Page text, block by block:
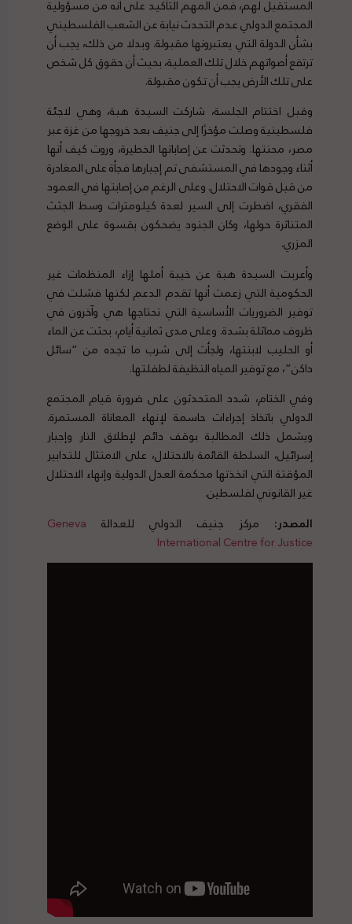
المستقبل لهم، فمن المهم التأكيد على أنه من مسؤولية
المجتمع الدولي عدم التحدث نيابة عن الشعب الفلسطيني
بشأن الدولة التي يعتبرونها مقبولة. وبدلا من ذلك، يجب أن
ترتفع أصواتهم خلال تلك العملية، بحيث أن حقوق كل شخص
على تلك الأرض يجب أن تكون مقبولة.
وقبل اختتام الجلسة، شاركت السيدة هبة، وهي لاجئة
فلسطينية وصلت مؤخرًا إلى جنيف بعد خروجها من غزة عبر
مصر، محنتها. وتحدثت عن إصاباتها الخطيرة، وروت كيف أنها
أثناء وجودها في المستشفى تم إجبارها فجأة على المغادرة
من قبل قوات الاحتلال. وعلى الرغم من إصابتها في العمود
الفقري، اضطرت إلى السير لعدة كيلومترات وسط الجثث
المتناثرة حولها، وكان الجنود يضحكون بقسوة على الوضع
المزري.
وأعربت السيدة هبة عن خيبة أملها إزاء المنظمات غير
الحكومية التي زعمت أنها تقدم الدعم لكنها فشلت في
توفير الضروريات الأساسية التي تحتاجها هي وآخرون في
ظروف مماثلة بشدة. وعلى مدى ثمانية أيام، بحثت عن الماء
أو الحليب لابنتها، ولجأت إلى شرب ما تجده من “سائل
داكن”، مع توفير المياه النظيفة لطفلتها.
وفي الختام، شدد المتحدثون على ضرورة قيام المجتمع
الدولي باتخاذ إجراءات حاسمة لإنهاء المعاناة المستمرة.
ويشمل ذلك المطالبة بوقف دائم لإطلاق النار وإجبار
إسرائيل، السلطة القائمة بالاحتلال، على الامتثال للتدابير
المؤقتة التي اتخذتها محكمة العدل الدولية وإنهاء الاحتلال
غير القانوني لفلسطين.
المصدر: مركز جنيف الدولي للعدالة Geneva
International Centre for Justice